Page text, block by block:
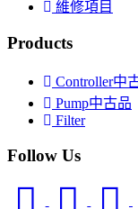
維修項目
Products
Controller中
Pump中古品
Filter
Follow Us